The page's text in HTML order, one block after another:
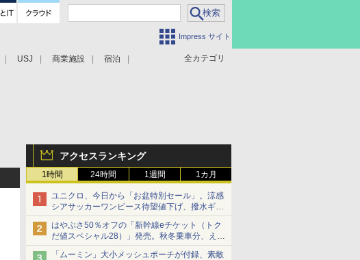
Impress サイト
全カテゴリ
USJ 商業施設 宿泊
アクセスランキング
1時間 24時間 1週間 1カ月
ユニクロ、今日から「お盆特別セール」。涼感
シアサッカーワンピース待望値下げ、撥水ギア
ショーツは1990円に
はやぶさ50％オフの「新幹線eチケット（トク
だ値スペシャル28）」発売。秋冬乗車分、えき
ねっと限定
「ムーミン」大小メッシュポーチが付録、素敵